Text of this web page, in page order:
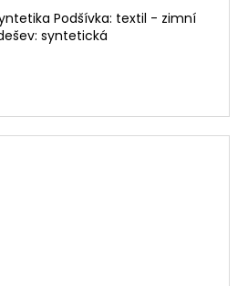
Podšívka: textil - zimní
syntetická